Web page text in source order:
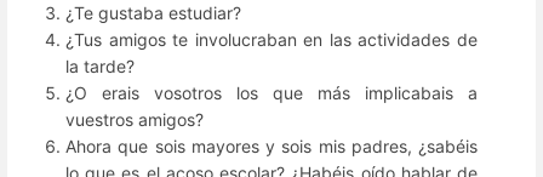
¿Te gustaba estudiar?
¿Tus amigos te involucraban en las actividades de
la tarde?
¿O erais vosotros los que más implicabais a
vuestros amigos?
Ahora que sois mayores y sois mis padres, ¿sabéis
lo que es el acoso escolar? ¿Habéis oído hablar de